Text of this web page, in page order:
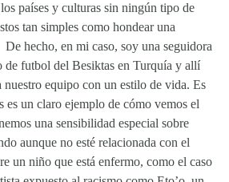
países y culturas sin ningún tipo de
tan simples como hondear una
hecho, en mi caso, soy una seguidora
de futbol del Besiktas en Turquía y allí
nuestro equipo con un estilo de vida. Es
es un claro ejemplo de cómo vemos el
una sensibilidad especial sobre
aunque no esté relacionada con el
un niño que está enfermo, como el caso